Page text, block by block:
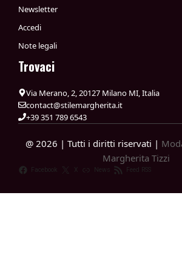
Newsletter
Accedi
Note legali
Trovaci
Via Merano, 2, 20127 Milano MI, Italia
contact@stilemargherita.it
+39 351 789 6543
@ 2026 | Tutti i diritti riservati |
Margherita Tizzi
Facebook X News Feed RSS